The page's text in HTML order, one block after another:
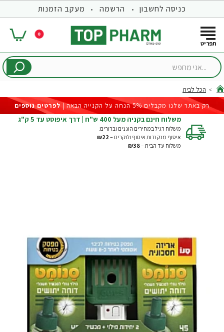
כניסה לחשבון הרשמה מעקב הזמנות
0
...אני
home
הכל לבית
רק באתר שלנו מקבלים 5% הנחה על הקנייה הבאה |
לפרטים נוספים
משלוח חינם בקניה מעל 400 ש"ח | דרך איפוסט עד 5 ק"ג
משלוח רגיל במחירים הוגנים וברורים:
איסוף מנקודות איסוף ולוקרים – ₪22
משלוח עד הבית –₪38